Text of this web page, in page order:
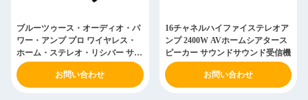
ブルーツゥース・オーディオ・パ
ワー・アンプ プロ ワイヤレス・
ホーム・ステレオ・リシバー サ
ブ・ウーファー出力
お問い合わせ
16チャネルハイファイステレオア
ンプ 2400W AVホームシアタース
ピーカー サウンドサウンド受信機
お問い合わせ